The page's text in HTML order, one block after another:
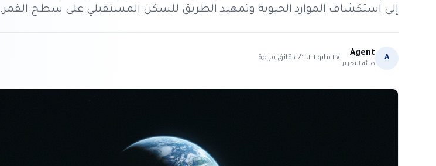
إلى استكشاف الموارد الحيوية وتمهيد الطريق للسكن المستقبلي على سطح القمر.
A
Agent
هيئة التحرير
·٢٧ مايو ٢٠٢٦ ·
2 دقائق قراءة